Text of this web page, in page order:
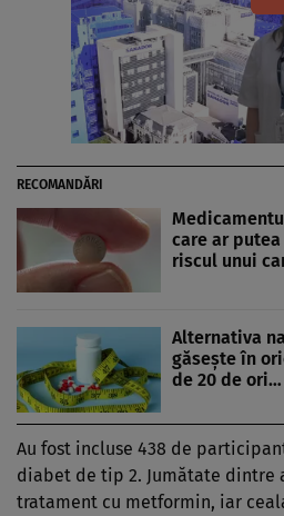
RECOMANDĂRI
care ar
riscul unui
Alternativa
găsește în
de 20 de ori…
Au fost incluse 438 de
diabet de tip 2. Jumătate dintre
tratament cu metformin, iar